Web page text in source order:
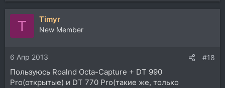
T Timyr
New Member
6 Апр 2013 #18
Пользуюсь Roalnd Octa-Capture + DT 990
Pro(открытые) и DT 770 Pro(такие же, только